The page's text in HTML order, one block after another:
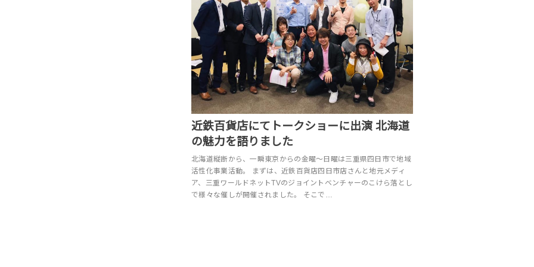
近鉄百貨店にてトークショーに出演 北海道
の魅力を語りました
北海道縦断から、一瞬東京からの金曜〜日曜は三重県四日市で地域
活性化事業活動。 まずは、近鉄百貨店四日市店さんと地元メディ
ア、三重ワールドネットTVのジョイントベンチャーのこけら落とし
で様々な催しが開催されました。 そこで…